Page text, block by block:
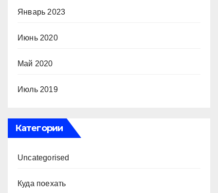
Январь 2023
Июнь 2020
Май 2020
Июль 2019
Категории
Uncategorised
Куда поехать